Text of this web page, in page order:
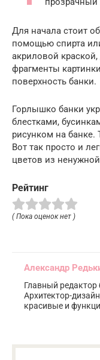
Для начала стоит
помощью спирта
акриловой
фрагменты
поверхность банки.
Горлышко банки
блестками,
рисунком на банке.
Вот так просто и
цветов из
Рейтинг
( Пока оценок нет )
Александр
Главный редактор
Архитектор-
красивые и